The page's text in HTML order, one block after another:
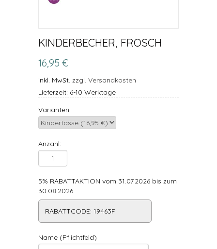
KINDERBECHER, FROSCH
16,95 €
inkl. MwSt. zzgl. Versandkosten
Lieferzeit: 6-10 Werktage
Varianten
Anzahl:
5% RABATTAKTION vom 31.07.2026 bis zum
30.08.2026
RABATTCODE: 19463F
Name (Pflichtfeld)